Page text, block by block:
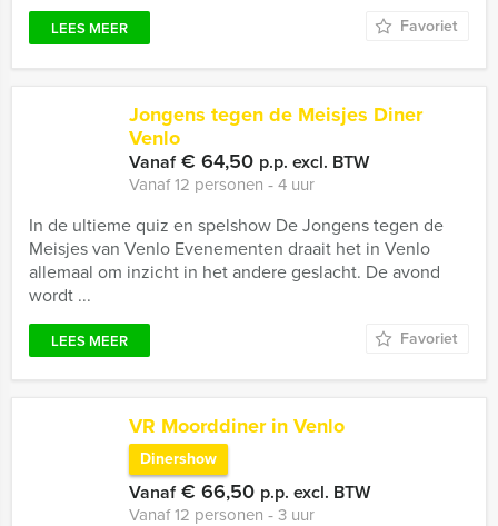
LEES MEER Favoriet
Jongens tegen de Meisjes Diner
Venlo
Vanaf€ 64,50 p.p. excl. BTW
Vanaf 12 personen ‐ 4 uur
In de ultieme quiz en spelshow De Jongens tegen de
Meisjes van Venlo Evenementen draait het in Venlo
allemaal om inzicht in het andere geslacht. De avond
wordt ...
LEES MEER Favoriet
VR Moorddiner in Venlo
Dinershow
Vanaf€ 66,50 p.p. excl. BTW
Vanaf 12 personen ‐ 3 uur